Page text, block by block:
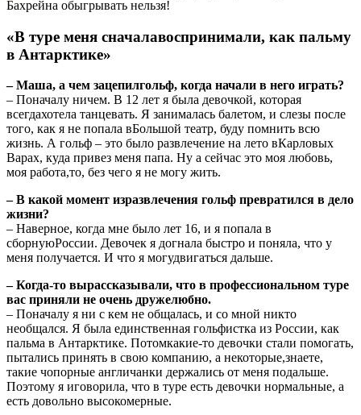
«В туре меня сначалавоспринимали, как пальму
в Антарктике»
– Маша, а чем зацепилгольф, когда начали в него играть?
– Поначалу ничем. В 12 лет я была девочкой, которая
всегдахотела танцевать. Я занималась балетом, и слезы после
того, как я не попала вБольшой театр, буду помнить всю
жизнь. А гольф – это было развлечение на лето вКарловых
Варах, куда привез меня папа. Ну а сейчас это моя любовь,
моя работа,то, без чего я не могу жить.
– В какой момент изразвлечения гольф превратился в дело
жизни?
– Наверное, когда мне было лет 16, и я попала в
сборнуюРоссии. Девочек я догнала быстро и поняла, что у
меня получается. И что я могудвигаться дальше.
– Когда-то вырассказывали, что в профессиональном туре
вас приняли не очень дружелюбно.
– Поначалу я ни с кем не общалась, и со мной никто
необщался. Я была единственная гольфистка из России, как
пальма в Антарктике. Потомкакие-то девочки стали помогать,
пытались принять в свою компанию, а некоторые,знаете,
такие чопорные англичанки держались от меня подальше.
Поэтому я иговорила, что в туре есть девочки нормальные, а
есть довольно высокомерные.